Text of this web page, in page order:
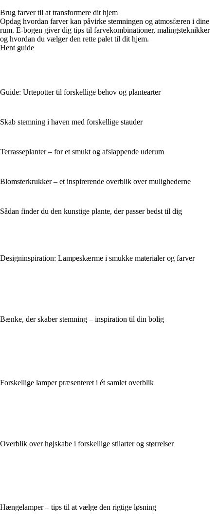
Brug farver til at transformere dit hjem
Opdag hvordan farver kan påvirke stemningen og atmosfæren i dine
rum. E-bogen giver dig tips til farvekombinationer, malingsteknikker
og hvordan du vælger den rette palet til dit hjem.
Hent guide
Guide: Urtepotter til forskellige behov og plantearter
Skab stemning i haven med forskellige stauder
Terrasseplanter – for et smukt og afslappende uderum
Blomsterkrukker – et inspirerende overblik over mulighederne
Sådan finder du den kunstige plante, der passer bedst til dig
Designinspiration: Lampeskærme i smukke materialer og farver
Bænke, der skaber stemning – inspiration til din bolig
Forskellige lamper præsenteret i ét samlet overblik
Overblik over højskabe i forskellige stilarter og størrelser
Hængelamper – tips til at vælge den rigtige løsning